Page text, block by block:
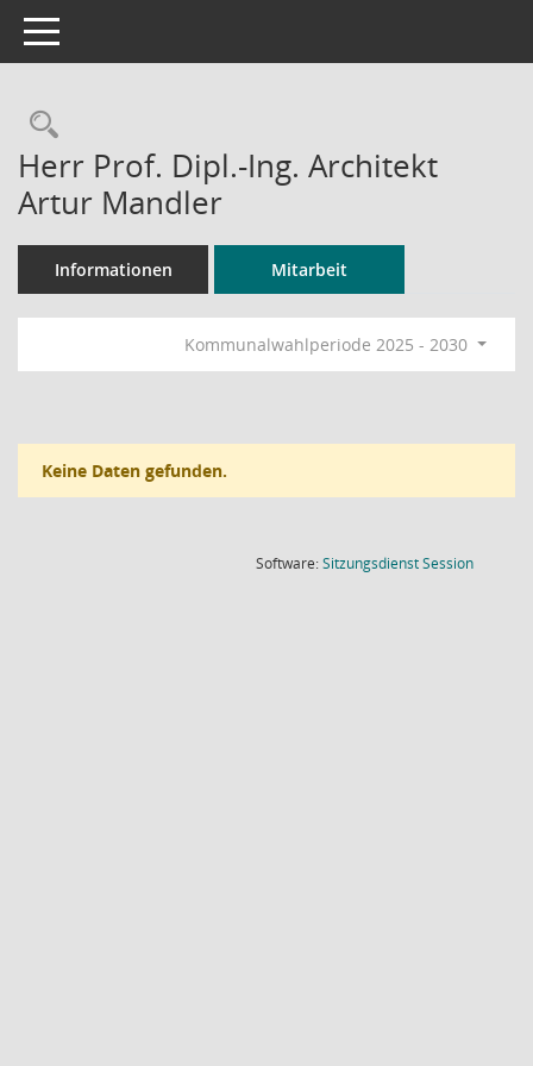
Toggle navigation
Rechercheauswahl
Herr Prof. Dipl.-Ing. Architekt
Artur Mandler
Informationen Mitarbeit
Kommunalwahlperiode 2025 - 2030
Keine Daten gefunden.
Software:SitzungsdienstSession(Wird in